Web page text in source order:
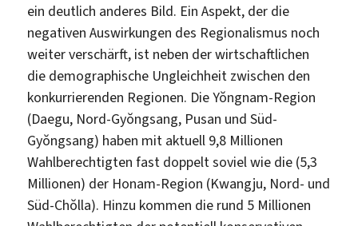
ein deutlich anderes Bild. Ein Aspekt, der die
negativen Auswirkungen des Regionalismus noch
weiter verschärft, ist neben der wirtschaftlichen
die demographische Ungleichheit zwischen den
konkurrierenden Regionen. Die Yŏngnam-Region
(Daegu, Nord-Gyŏngsang, Pusan und Süd-
Gyŏngsang) haben mit aktuell 9,8 Millionen
Wahlberechtigten fast doppelt soviel wie die (5,3
Millionen) der Honam-Region (Kwangju, Nord- und
Süd-Chŏlla). Hinzu kommen die rund 5 Millionen